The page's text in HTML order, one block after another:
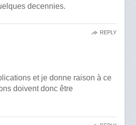
decennies.
et je donne raison à ce
doivent donc être
REPLY